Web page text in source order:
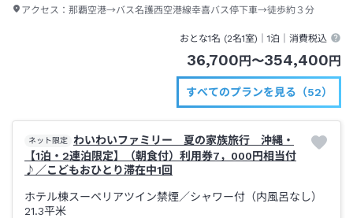
アクセス： 那覇空港→バス名護西空港線幸喜バス停下車→徒歩約３分
おとな1名 (2名1室)｜1泊 ｜消費税込
36,700 円 〜354,400 円
すべてのプランを見る（52）
ネット限定
わいわいファミリー 夏の家族旅行 沖縄・
【1泊・2連泊限定】（朝食付）利用券7，000円相当付
♪／こどもおひとり滞在中1回
ホテル棟スーペリアツイン禁煙／シャワー付（内風呂なし）
21.3平米